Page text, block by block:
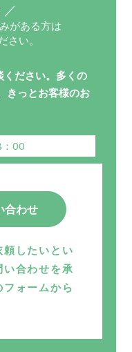
がある方は
さい。
ください。多くの
きっとお客様のお
00
合わせ
したいとい
合わせを承
ォームから